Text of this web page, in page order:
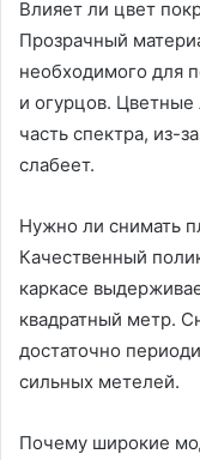
Влияет ли цвет
Прозрачный
необходимого для
и огурцов.
часть спектра, из-
слабеет.
Нужно ли снимать
Качественный
каркасе
квадратный метр.
достаточно
сильных метелей.
Почему широкие